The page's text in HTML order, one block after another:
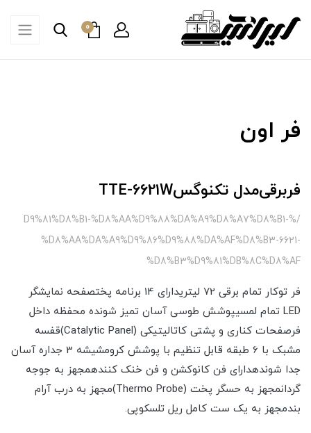
0
فر اون
فر‌برقی‌مدل تکنوگسTTE-6621W
/%D9%81%D8%B1-%D8%AA%D9%88%DA%A9%D8%A7%D8%B1-
%D8%AA%DA%A9%D9%86%D9%88%DA%AF%D8%B3-6621-
%D8%B3%D9%81%DB%8C%D8%AF
فر توکار تمام برقی 72 لیتریدارای 14 برنامه پختصفحه نمایشگر
LED تمام لمسیپوشش طوسی آسان تمیز شونده محفظه داخل
فرصفحات کناری و پشتی کاتالیتیکی (Catalytic Panel)قفسه
مشبک با 6 طبقه قابل تنظیم با پوشش کرومشیشه 3 جداره آسان
جدا شوندهدارای فن کانوکشن و فن خنک کنندهمجهز به جوجه
گردانمجهز به حسگر پخت (Thermo Probe)مجهز به درب آرام
بندمجهز به یک ست کامل ریل تلسکوپی.